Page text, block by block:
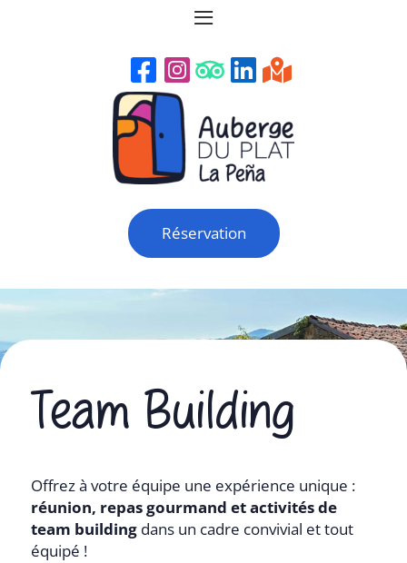
Réservation
Team Building
Offrez à votre équipe une expérience unique :
réunion, repas gourmand et activités de
team building dans un cadre convivial et tout
équipé !
≡